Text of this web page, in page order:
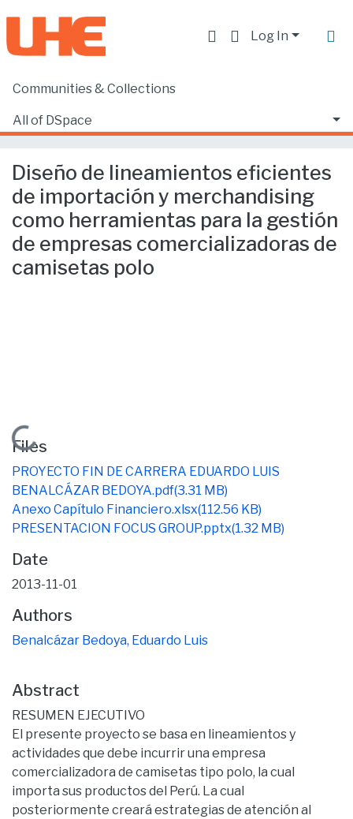
Log In
Communities & Collections
All of DSpace
Home
Diseño de lineamientos eficientes de importación y merchandising como herramientas para la gestión de empresas comercializadoras de camisetas polo
Diseño de lineamientos eficientes
de importación y merchandising
como herramientas para la gestión
de empresas comercializadoras de
camisetas polo
Loading...
Files
PROYECTO FIN DE CARRERA EDUARDO LUIS
BENALCÁZAR BEDOYA.pdf(3.31 MB)
Anexo Capítulo Financiero.xlsx(112.56 KB)
PRESENTACION FOCUS GROUP.pptx(1.32 MB)
Date
2013-11-01
Authors
Benalcázar Bedoya, Eduardo Luis
Abstract
RESUMEN EJECUTIVO
El presente proyecto se basa en lineamientos y
actividades que debe incurrir una empresa
comercializadora de camisetas tipo polo, la cual
importa sus productos del Perú. La cual
posteriormente creará estrategias de atención al